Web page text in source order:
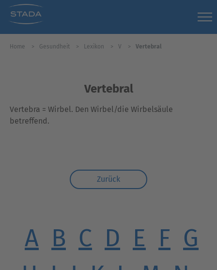
Home Gesundheit Lexikon V Vertebral
Vertebral
Vertebra = Wirbel. Den Wirbel/die Wirbelsäule
betreffend.
Zurück
A B C D E F G